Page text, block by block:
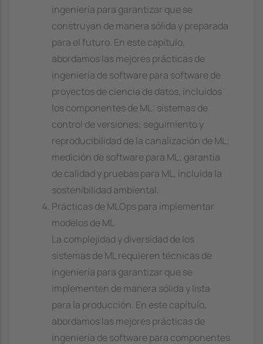
ingeniería para garantizar que se
construyan de manera sólida y preparada
para el futuro. En este capítulo,
abordamos las mejores prácticas de
ingeniería de software para software de
proyectos de ciencia de datos, incluidos
los componentes de ML: sistemas de
control de versiones; seguimiento y
reproducibilidad de la canalización de ML;
medición de software para ML; garantía
de calidad y pruebas para ML, incluida la
sostenibilidad ambiental.
Prácticas de MLOps para implementar
modelos de ML
La complejidad y diversidad de los
sistemas de ML requieren técnicas de
ingeniería para garantizar que se
implementen de manera sólida y lista
para la producción. En este capítulo,
abordamos las mejores prácticas de
ingeniería de software para componentes